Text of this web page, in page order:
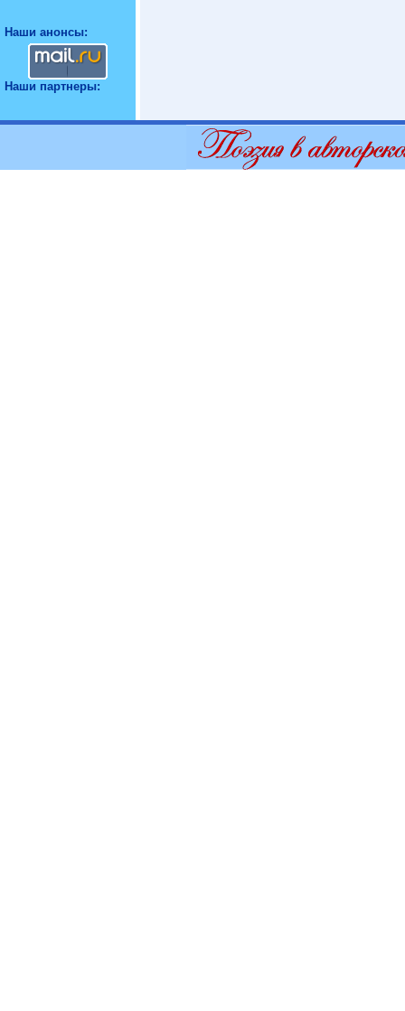
Наши анонсы:
Наши партнеры: